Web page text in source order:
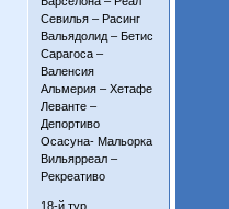
Севилья – Расинг
Вальядолид – Бетис
Сарагоса –
Валенсия
Альмерия – Хетафе
Леванте –
Депортиво
Осасуна- Мальорка
Вильярреал –
Рекреативо
18-й тур